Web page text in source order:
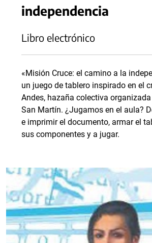
independencia
Libro electrónico
«Misión Cruce: el camino a la
un juego de tablero inspirado en el
Andes, hazaña colectiva
San Martín. ¿Jugamos en el aula?
e imprimir el documento, armar el
sus componentes y a jugar.